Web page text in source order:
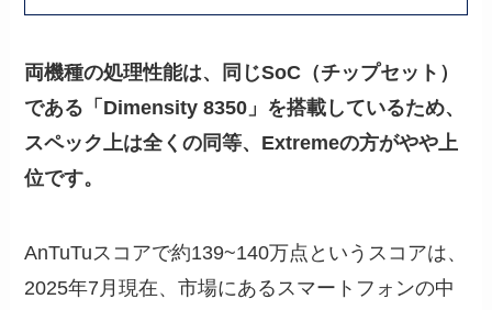
両機種の処理性能は、同じSoC（チップセット）
である「Dimensity 8350」を搭載しているため、
スペック上は全くの同等、Extremeの方がやや上
位です。
AnTuTuスコアで約139~140万点というスコアは、
2025年7月現在、市場にあるスマートフォンの中